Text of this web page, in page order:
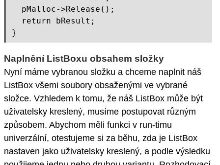
  pMalloc->Release();
  return bResult;
Naplnění ListBoxu obsahem složky
Nyní máme vybranou složku a chceme naplnit náš
ListBox všemi soubory obsaženými ve vybrané
složce. Vzhledem k tomu, že náš ListBox může být
uživatelsky kreslený, musíme postupovat různým
způsobem. Abychom měli funkci v run-timu
univerzální, otestujeme si za běhu, zda je ListBox
nastaven jako uživatelsky kreslený, a podle výsledku